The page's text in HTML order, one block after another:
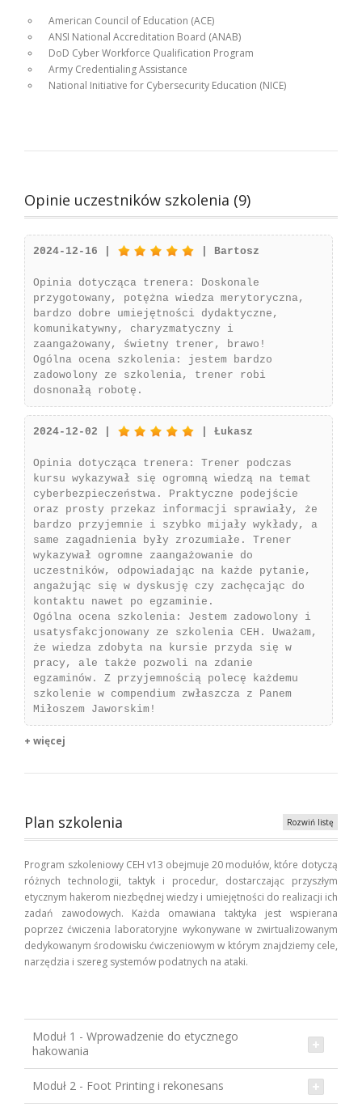
American Council of Education (ACE)
ANSI National Accreditation Board (ANAB)
DoD Cyber Workforce Qualification Program
Army Credentialing Assistance
National Initiative for Cybersecurity Education (NICE)
Opinie uczestników szkolenia (9)
2024-12-16 | | Bartosz
Opinia dotycząca trenera: Doskonale
przygotowany, potężna wiedza merytoryczna,
bardzo dobre umiejętności dydaktyczne,
komunikatywny, charyzmatyczny i
zaangażowany, świetny trener, brawo!
Ogólna ocena szkolenia: jestem bardzo
zadowolony ze szkolenia, trener robi
dosnonałą robotę.
2024-12-02 | | Łukasz
Opinia dotycząca trenera: Trener podczas
kursu wykazywał się ogromną wiedzą na temat
cyberbezpieczeństwa. Praktyczne podejście
oraz prosty przekaz informacji sprawiały, że
bardzo przyjemnie i szybko mijały wykłady, a
same zagadnienia były zrozumiałe. Trener
wykazywał ogromne zaangażowanie do
uczestników, odpowiadając na każde pytanie,
angażując się w dyskusję czy zachęcając do
kontaktu nawet po egzaminie.
Ogólna ocena szkolenia: Jestem zadowolony i
usatysfakcjonowany ze szkolenia CEH. Uważam,
że wiedza zdobyta na kursie przyda się w
pracy, ale także pozwoli na zdanie
egzaminów. Z przyjemnością polecę każdemu
szkolenie w compendium zwłaszcza z Panem
Miłoszem Jaworskim!
+ więcej
Plan szkolenia Rozwiń listę
Program szkoleniowy CEH v13 obejmuje 20 modułów, które dotyczą
różnych technologii, taktyk i procedur, dostarczając przyszłym
etycznym hakerom niezbędnej wiedzy i umiejętności do realizacji ich
zadań zawodowych. Każda omawiana taktyka jest wspierana
poprzez ćwiczenia laboratoryjne wykonywane w zwirtualizowanym
dedykowanym środowisku ćwiczeniowym w którym znajdziemy cele,
narzędzia i szereg systemów podatnych na ataki.
Moduł 1 - Wprowadzenie do etycznego
hakowania
Moduł 2 - Foot Printing i rekonesans